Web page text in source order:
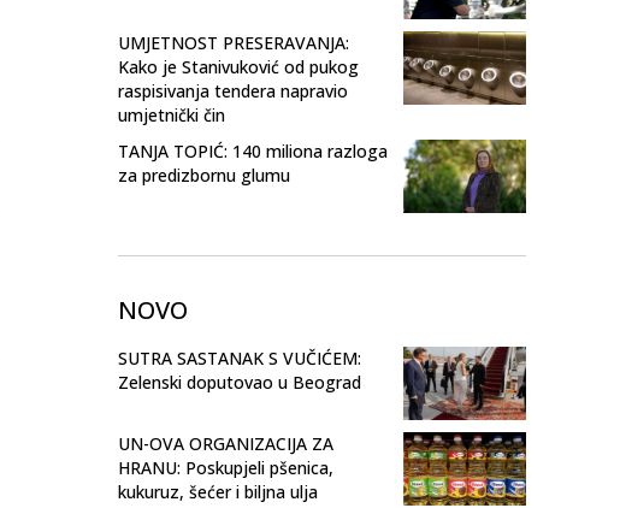
UMJETNOST PRESERAVANJA:
Kako je Stanivuković od pukog
raspisivanja tendera napravio
umjetnički čin
TANJA TOPIĆ: 140 miliona razloga
za predizbornu glumu
NOVO
SUTRA SASTANAK S VUČIĆEM:
Zelenski doputovao u Beograd
UN-OVA ORGANIZACIJA ZA
HRANU: Poskupjeli pšenica,
kukuruz, šećer i biljna ulja